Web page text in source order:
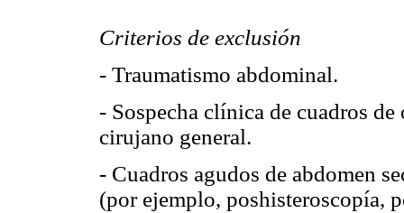
Criterios de exclusión
- Traumatismo abdominal.
- Sospecha clínica de cuadros
cirujano general.
- Cuadros agudos de abdomen
(por ejemplo, poshisteroscopía,